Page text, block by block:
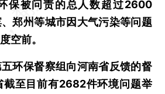
保被问责的总人数超过2600
郑州等城市因大气污染等问题
空前。
保督察组向河南省反馈的督
截至目前有2682件环境问题举